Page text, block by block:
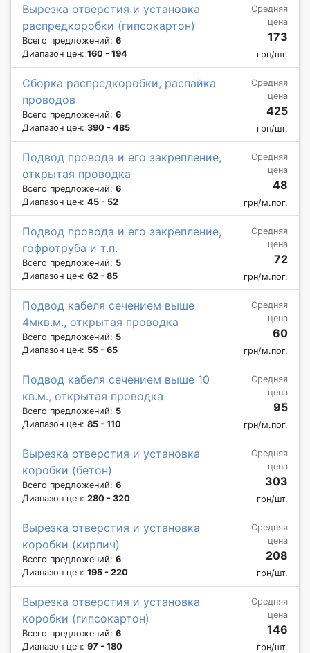
Вырезка отверстия и установка
распредкоробки (гипсокартон)
Всего предложений: 6
Диапазон цен: 160 - 194
Средняя
цена
173
грн/шт.
Сборка распредкоробки, распайка
проводов
Всего предложений: 6
Диапазон цен: 390 - 485
Средняя
цена
425
грн/шт.
Подвод провода и его закрепление,
открытая проводка
Всего предложений: 6
Диапазон цен: 45 - 52
Средняя
цена
48
грн/м.пог.
Подвод провода и его закрепление,
гофротруба и т.п.
Всего предложений: 5
Диапазон цен: 62 - 85
Средняя
цена
72
грн/м.пог.
Подвод кабеля сечением выше
4мкв.м., открытая проводка
Всего предложений: 5
Диапазон цен: 55 - 65
Средняя
цена
60
грн/м.пог.
Подвод кабеля сечением выше 10
кв.м., открытая проводка
Всего предложений: 5
Диапазон цен: 85 - 110
Средняя
цена
95
грн/м.пог.
Вырезка отверстия и установка
коробки (бетон)
Всего предложений: 6
Диапазон цен: 280 - 320
Средняя
цена
303
грн/шт.
Вырезка отверстия и установка
коробки (кирпич)
Всего предложений: 6
Диапазон цен: 195 - 220
Средняя
цена
208
грн/шт.
Вырезка отверстия и установка
коробки (гипсокартон)
Всего предложений: 6
Диапазон цен: 97 - 180
Средняя
цена
146
грн/шт.